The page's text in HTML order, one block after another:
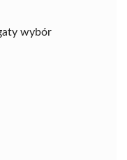
wybór